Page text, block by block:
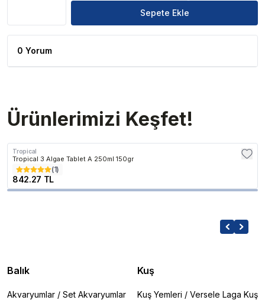
Sepete Ekle
0 Yorum
Ürünlerimizi Keşfet!
Tropical
Tropical 3 Algae Tablet A 250ml 150gr
(1)
842.27 TL
Balık
Akvaryumlar / Set Akvaryumlar
Kuş
Kuş Yemleri / Versele Laga Kuş